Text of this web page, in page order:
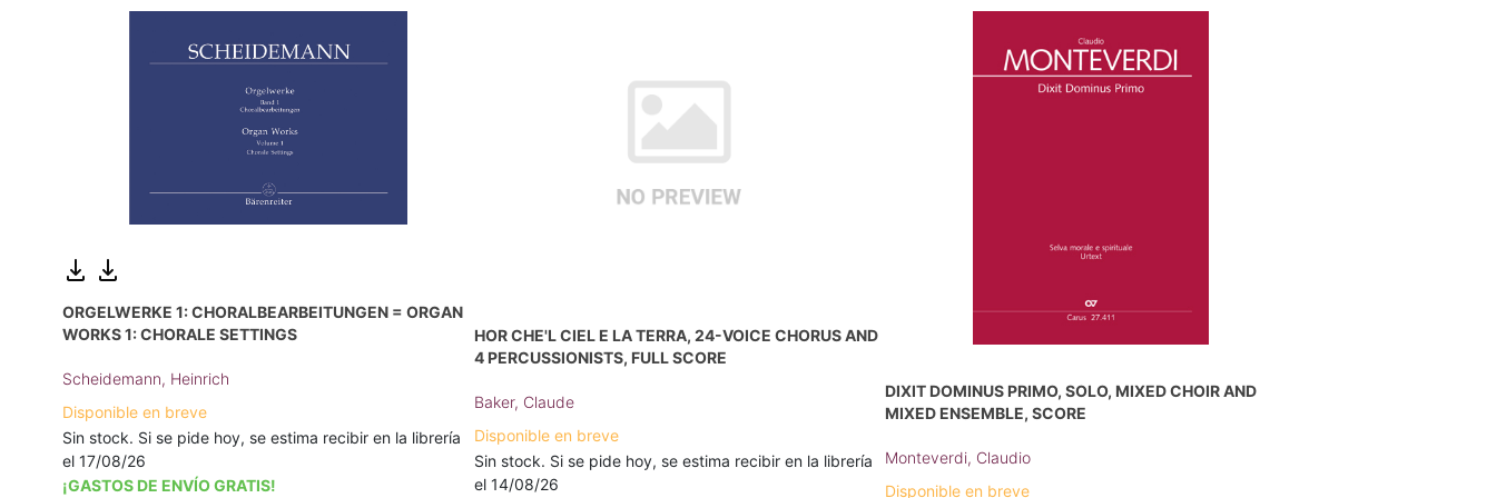
ORGELWERKE 1: CHORALBEARBEITUNGEN = ORGAN
WORKS 1: CHORALE SETTINGS
Scheidemann, Heinrich
Disponible en breve
Sin stock. Si se pide hoy, se estima recibir en la librería
el 17/08/26
¡GASTOS DE ENVÍO GRATIS!
HOR CHE'L CIEL E LA TERRA, 24-VOICE CHORUS AND
4 PERCUSSIONISTS, FULL SCORE
Baker, Claude
Disponible en breve
Sin stock. Si se pide hoy, se estima recibir en la librería
el 14/08/26
DIXIT DOMINUS PRIMO, SOLO, MIXED CHOIR AND
MIXED ENSEMBLE, SCORE
Monteverdi, Claudio
Disponible en breve